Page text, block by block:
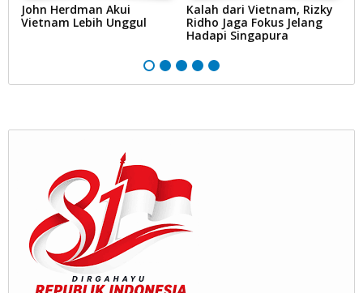
John Herdman Akui
Vietnam Lebih Unggul
Kalah dari Vietnam, Rizky
Ridho Jaga Fokus Jelang
Hadapi Singapura